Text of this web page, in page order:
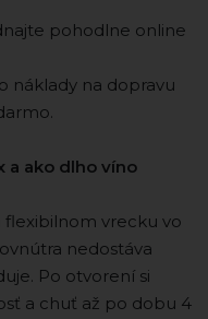
pohodlne online
náklady na dopravu
a ako dlho víno
vrecku vo
nedostáva
Po otvorení si
a chuť až po dobu 4